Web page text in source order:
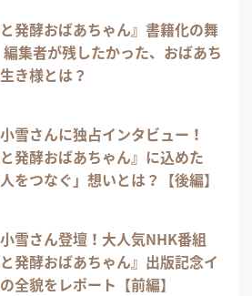
と発酵おばあちゃん』書籍化の舞
集者が残したかった、おばあち
き様とは？
雪さんに独占インタビュー！
と発酵おばあちゃん』に込めた
人をつなぐ」想いとは？【後編】
雪さん登壇！大人気NHK番組
と発酵おばあちゃん』出版記念イ
全貌をレポート【前編】